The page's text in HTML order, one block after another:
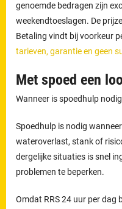
genoemde bedragen zijn
weekendtoeslagen. De
Betaling vindt bij voorkeur
tarieven, garantie en geen
Met spoed een
Wanneer is spoedhulp
Spoedhulp is nodig
wateroverlast, stank of
dergelijke situaties is snel
problemen te beperken.
Omdat RRS 24 uur per dag